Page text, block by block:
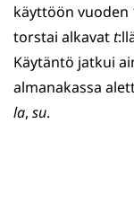
käyttöön vuoden
torstai alkavatt
Käytäntö jatkui
almanakassa
la, su.